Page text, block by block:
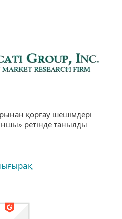
қорғау шешімдері
ретінде танылды